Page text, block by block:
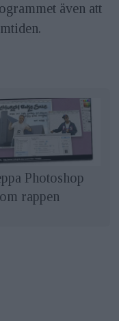
även att
Photoshop
rappen